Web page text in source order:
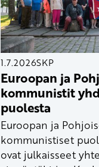
1.7.2026SKP
Euroopan ja
kommunistit
puolesta
Euroopan ja
kommunistiset
ovat julkaisseet